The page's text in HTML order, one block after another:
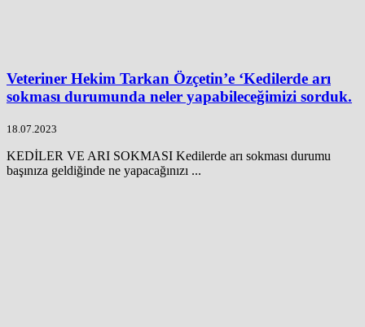
Veteriner Hekim Tarkan Özçetin’e ‘Kedilerde arı
sokması durumunda neler yapabileceğimizi sorduk.
18.07.2023
KEDİLER VE ARI SOKMASI Kedilerde arı sokması durumu
başınıza geldiğinde ne yapacağınızı ...